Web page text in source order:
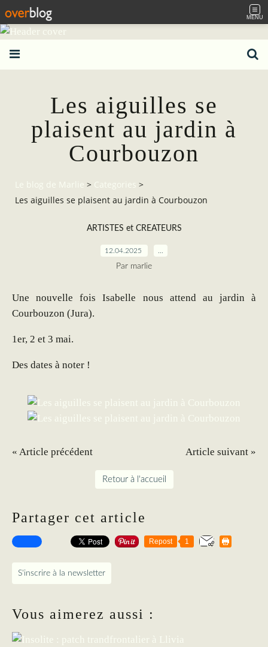
MENU
Les aiguilles se
plaisent au jardin à
Courbouzon
Le blog de Marlie > Categories
>
Les aiguilles se plaisent au jardin à Courbouzon
ARTISTES et CREATEURS
12.04.2025
Par marlie
Une nouvelle fois Isabelle nous attend au jardin à
Courbouzon (Jura).
1er, 2 et 3 mai.
Des dates à noter !
« Article précédent Article suivant »
Retour à l'accueil
Partager cet article
Repost 1
S'inscrire à la newsletter
Vous aimerez aussi :